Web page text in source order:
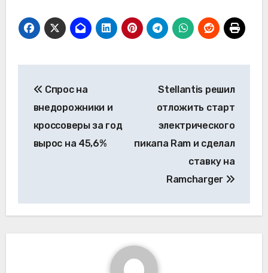
по
записям
Спрос на
внедорожники и
кроссоверы за год
вырос на 45,6%
Stellantis решил
отложить старт
электрического
пикапа Ram и сделал
ставку на
Ramcharger